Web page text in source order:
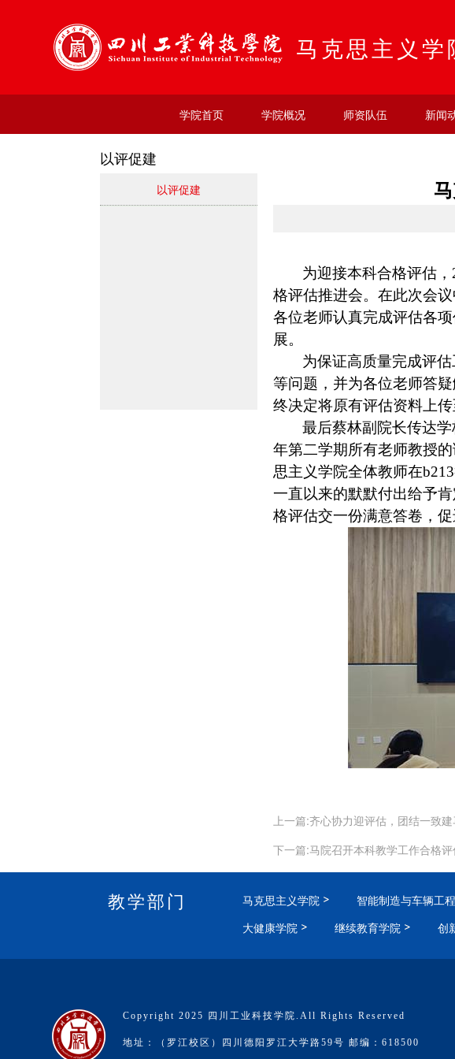
马克思主义学
学院首页 学院概况 师资队伍 新闻
以评促建
以评促建
为迎接本科合格评估，
格评估推进会。在此次会
各位老师认真完成评估各
展。
为保证高质量完成评
等问题，并为各位老师答
终决定将原有评估资料上
最后蔡林副院长传达
年第二学期所有老师教授
思主义学院全体教师在
一直以来的默默付出给予
格评估交一份满意答卷，
上一篇:齐心协力迎评估，团结一致
下一篇:马院召开本科教学工作合格
教学部门 马克思主义学院 智能制造与车辆工
大健康学院
继续教育学院 创
Copyright 2025 四川工业科技学院.All Rights Reserved
地址：（罗江校区）四川德阳罗江大学路59号 邮编：618500